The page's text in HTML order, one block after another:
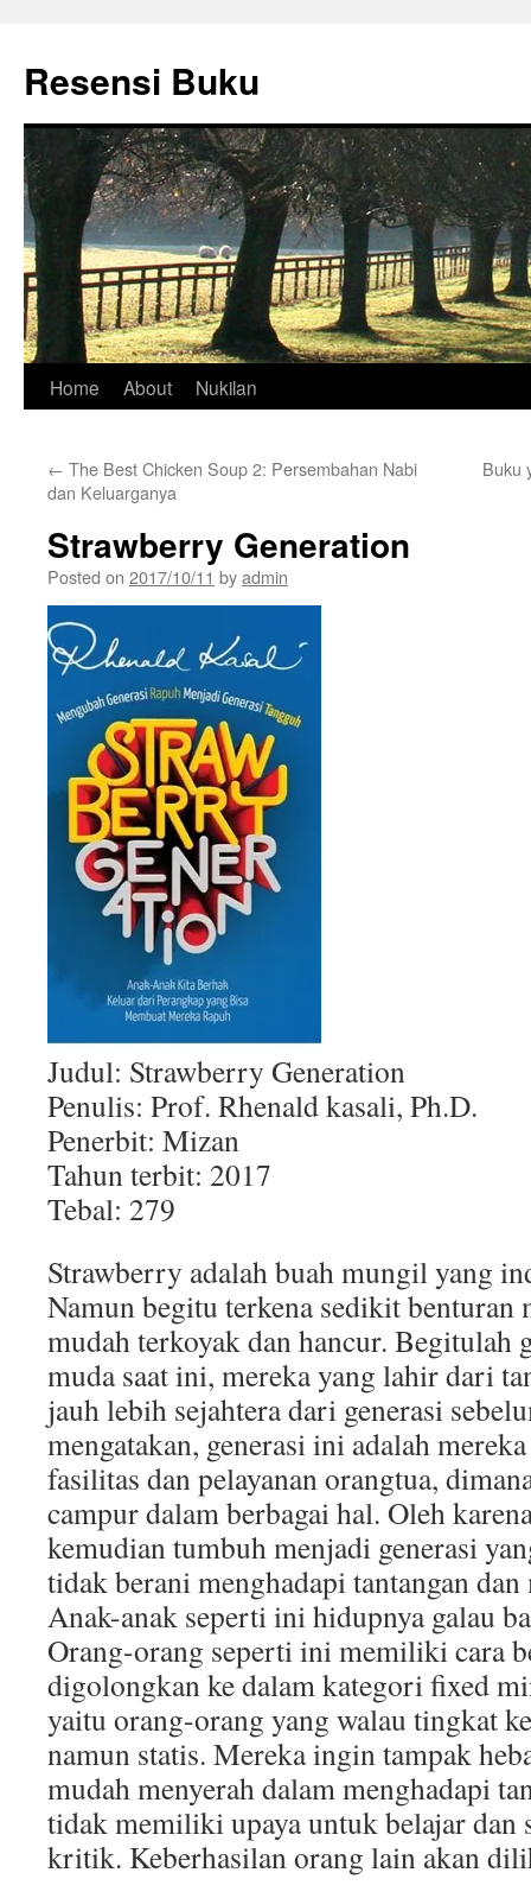
content
Resensi Buku
Home About Nukilan
← The Best Chicken Soup 2: Persembahan Nabi
dan Keluarganya
Buku
Strawberry Generation
Posted on 2017/10/11 byadmin
Judul: Strawberry Generation
Penulis: Prof. Rhenald kasali, Ph.D.
Penerbit: Mizan
Tahun terbit: 2017
Tebal: 279
Strawberry adalah buah mungil yang
Namun begitu terkena sedikit benturan
mudah terkoyak dan hancur. Begitulah
muda saat ini, mereka yang lahir dari
jauh lebih sejahtera dari generasi
mengatakan, generasi ini adalah
fasilitas dan pelayanan orangtua,
campur dalam berbagai hal. Oleh
kemudian tumbuh menjadi generasi
tidak berani menghadapi tantangan
Anak-anak seperti ini hidupnya galau
Orang-orang seperti ini memiliki cara
digolongkan ke dalam kategori fixed
yaitu orang-orang yang walau tingkat
namun statis. Mereka ingin tampak
mudah menyerah dalam menghadapi
tidak memiliki upaya untuk belajar dan
kritik. Keberhasilan orang lain akan